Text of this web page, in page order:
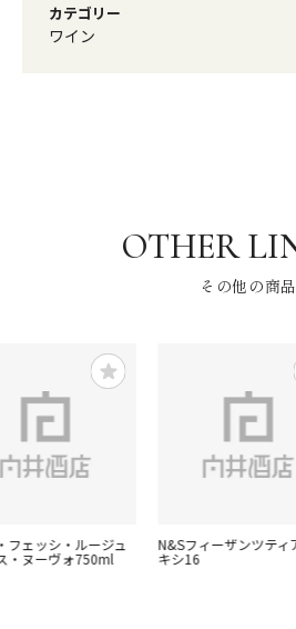
カテゴリー
ワイン
その他の商品
フェッシ・ルージュ
・ヌーヴォ750ml
N&Sフィーザンツティ
キシ16